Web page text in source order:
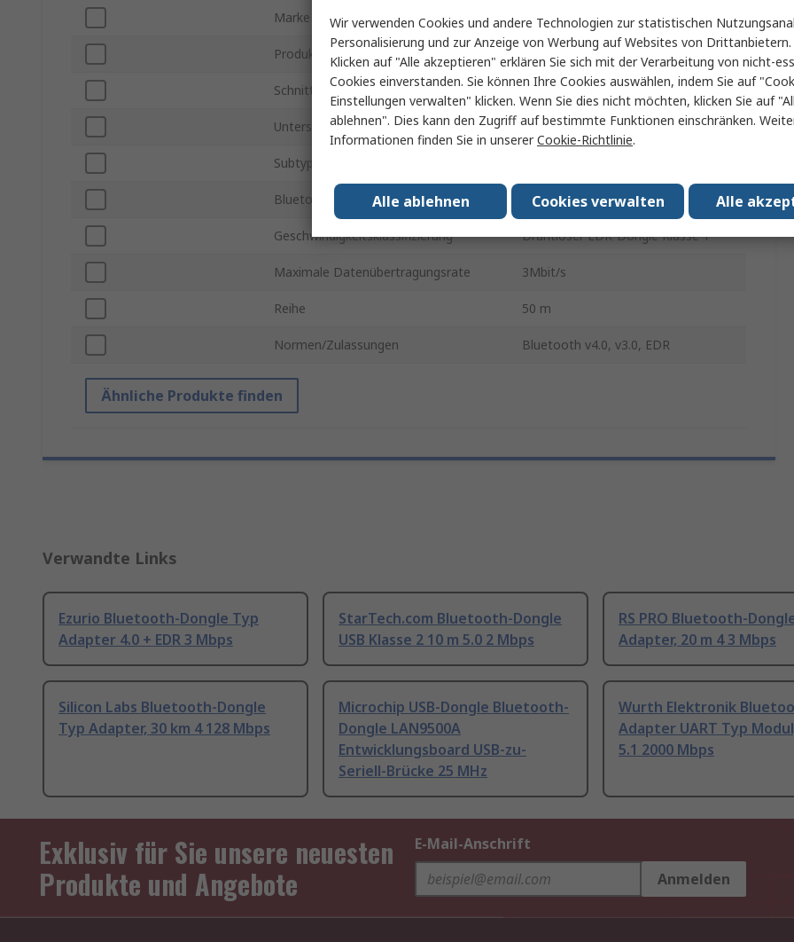
Marke StarTech.com
Produkt Typ Bluetooth-Adapter
Schnittstellentyp Bluetooth, USB
Unterstützte Frequenzbänder 2.48GHz
Subtyp
Bluetooth-Version
Geschwindigkeitsklassifizierung Drahtloser EDR-Dongle Klasse 1
Maximale Datenübertragungsrate 3Mbit/s
Reihe 50 m
Normen/Zulassungen Bluetooth v4.0, v3.0, EDR
Ähnliche Produkte finden
Verwandte Links
Ezurio Bluetooth-Dongle Typ
Adapter 4.0 + EDR 3 Mbps
StarTech.com Bluetooth-Dongle
USB Klasse 2 10 m 5.0 2 Mbps
RS PRO Bluetooth-
Adapter, 20 m 4 3 Mbps
Silicon Labs Bluetooth-Dongle
Typ Adapter, 30 km 4 128 Mbps
Microchip USB-Dongle Bluetooth-
Dongle LAN9500A
Entwicklungsboard USB-zu-
Seriell-Brücke 25 MHz
Wurth Elektronik
Adapter UART Typ
5.1 2000 Mbps
Exklusiv für Sie unsere neuesten
Produkte und Angebote
E-Mail-Anschrift
Anmelden
Wir verwenden Cookies und andere Technologien zur statistischen
Personalisierung und zur Anzeige von Werbung auf Websites von
Klicken auf "Alle akzeptieren" erklären Sie sich mit der Verarbeitung von nicht-
Cookies einverstanden. Sie können Ihre Cookies auswählen, indem Sie auf
Einstellungen verwalten" klicken. Wenn Sie dies nicht möchten, klicken Sie auf
ablehnen". Dies kann den Zugriff auf bestimmte Funktionen einschränken.
Informationen finden Sie in unsererCookie-Richtlinie.
Alle
Cookies verwalten
Alle ablehnen